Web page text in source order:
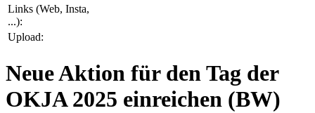
Links (Web, Insta,
...):
Upload:
Neue Aktion für den Tag der
OKJA 2025 einreichen (BW)